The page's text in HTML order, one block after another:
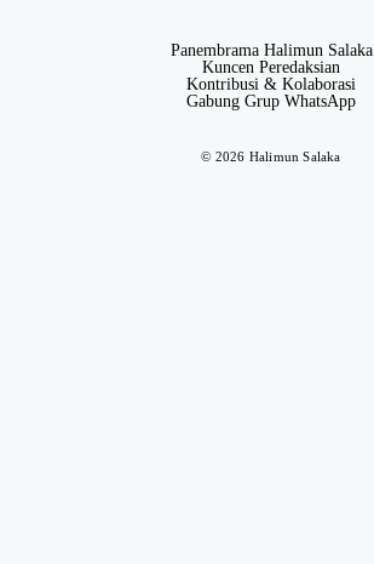
Panembrama Halimun Salaka
Kuncen Peredaksian
Kontribusi & Kolaborasi
Gabung Grup WhatsApp
© 2026 Halimun Salaka